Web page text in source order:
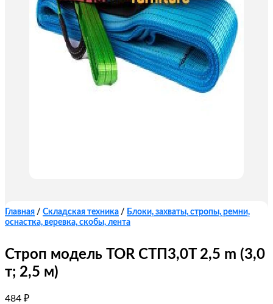
Главная / Складская техника / Блоки, захваты, стропы, ремни,
оснастка, веревка, скобы, лента
Строп модель TOR СТП3,0T 2,5 m (3,0
т; 2,5 м)
484 ₽